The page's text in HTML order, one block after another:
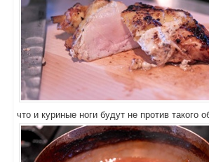
что и куриные ноги будут не против такого